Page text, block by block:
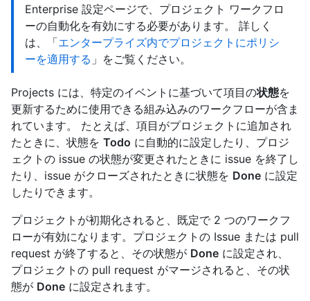
Enterprise 設定ページで、プロジェクト ワークフロ
ーの自動化を有効にする必要があります。 詳しく
は、「エンタープライズ内でプロジェクトにポリシ
ーを適用する 」をご覧ください。
Projects には、特定のイベントに基づいて項目の状態を
更新するために使用できる組み込みのワークフローが含ま
れています。 たとえば、項目がプロジェクトに追加され
たときに、状態を Todo に自動的に設定したり、プロジ
ェクトの issue の状態が変更されたときに issue を終了し
たり、issue がクローズされたときに状態を Done に設定
したりできます。
プロジェクトが初期化されると、既定で 2 つのワークフ
ローが有効になります。プロジェクトの Issue または pull
request が終了すると、その状態が Done に設定され、
プロジェクトの pull request がマージされると、その状
態が Done に設定されます。